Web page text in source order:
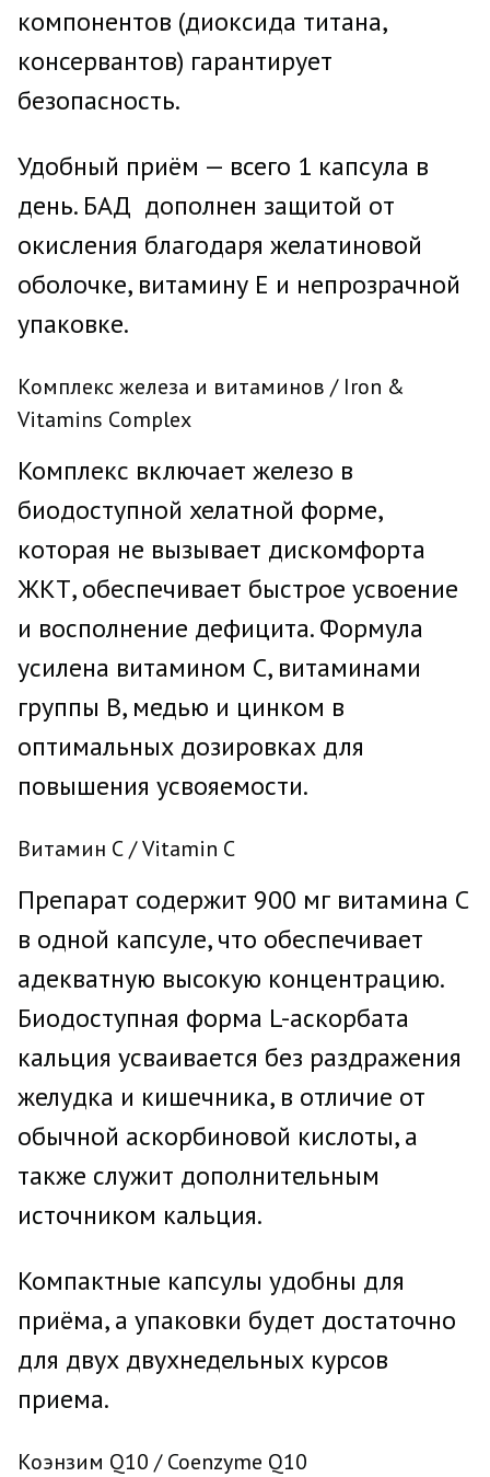
компонентов (диоксида титана,
консервантов) гарантирует
безопасность.
Удобный приём — всего 1 капсула в
день. БАД дополнен защитой от
окисления благодаря желатиновой
оболочке, витамину Е и непрозрачной
упаковке.
Комплекс железа и витаминов / Iron &
Vitamins Сomplex
Комплекс включает железо в
биодоступной хелатной форме,
которая не вызывает дискомфорта
ЖКТ, обеспечивает быстрое усвоение
и восполнение дефицита. Формула
усилена витамином С, витаминами
группы В, медью и цинком в
оптимальных дозировках для
повышения усвояемости.
Витамин С / Vitamin C
Препарат содержит 900 мг витамина С
в одной капсуле, что обеспечивает
адекватную высокую концентрацию.
Биодоступная форма L-аскорбата
кальция усваивается без раздражения
желудка и кишечника, в отличие от
обычной аскорбиновой кислоты, а
также служит дополнительным
источником кальция.
Компактные капсулы удобны для
приёма, а упаковки будет достаточно
для двух двухнедельных курсов
приема.
Коэнзим Q10 / Coenzyme Q10